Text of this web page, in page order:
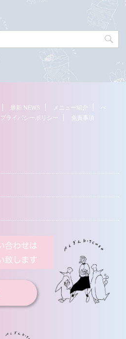
最新 NEWS メニュー紹介
ぺ
プライバシーポリシー 免責事項